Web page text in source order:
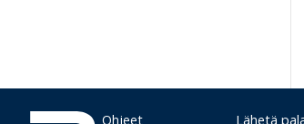
Ohjeet Lähetä